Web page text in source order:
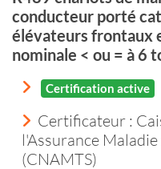
conducteur porté
élévateurs frontaux
nominale < ou = à 6
Certification active
Certificateur :
l'Assurance
(CNAMTS)